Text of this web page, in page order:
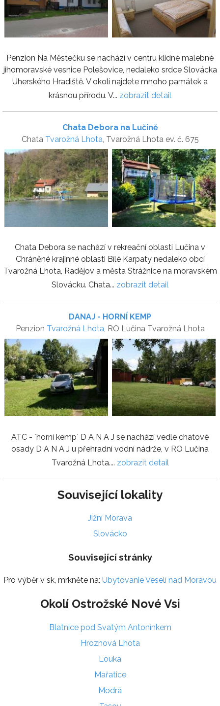
Penzion Na Městečku se nachází v centru klidné malebné
jihomoravské vesnice Polešovice, nedaleko srdce Slovácka
Uherského Hradiště. V okolí najdete mnoho památek a
krásnou přírodu. V... zobrazit detail
Chata Debora na Lučině
Chata Tvarožná Lhota, Tvarožná Lhota ev. č. 675
Chata Debora se nachází v rekreační oblasti Lučina v
Chráněné krajinné oblasti Bílé Karpaty nedaleko obcí
Tvarožná Lhota, Radějov a města Strážnice na moravském
Slovácku. Chata... zobrazit detail
DANAJ - HORNÍ KEMP
Penzion Tvarožná Lhota, RO Lučina Tvarožná Lhota
ATC - `horní kemp` D A N A J se nachází vedle chatové
osady D A N A J u přehradní vodní nádrže, v RO Lučina
Tvarožná Lhota.... zobrazit detail
Související lokality
Jižní Morava
Slovácko
Související stránky
Pro výběr v sk, mrkněte na: Ubytovanie Veselí nad Moravou
Okolí Ostrožské Nové Vsi
Blatnice pod Svatým Antonínkem
Hroznová Lhota
Louka
Mařatice
Modrá